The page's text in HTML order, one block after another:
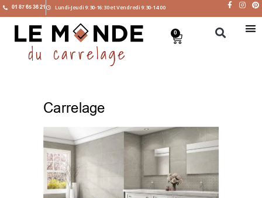
01 87 65 36 21 Lundi-Jeudi 9:30-16:30 et Vendredi 9:30-14:00
0
Carrelage